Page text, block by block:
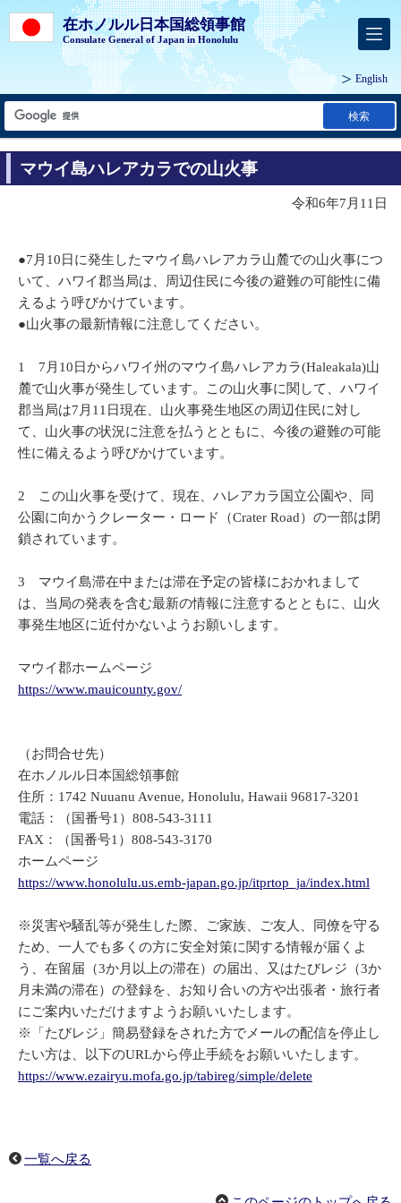
在ホノルル日本国総領事館
Consulate General of Japan in Honolulu
English
検索
マウイ島ハレアカラでの山火事
令和6年7月11日
●7月10日に発生したマウイ島ハレアカラ山麓での山火事につ
いて、ハワイ郡当局は、周辺住民に今後の避難の可能性に備
えるよう呼びかけています。
●山火事の最新情報に注意してください。
1 7月10日からハワイ州のマウイ島ハレアカラ(Haleakala)山
麓で山火事が発生しています。この山火事に関して、ハワイ
郡当局は7月11日現在、山火事発生地区の周辺住民に対し
て、山火事の状況に注意を払うとともに、今後の避難の可能
性に備えるよう呼びかけています。
2 この山火事を受けて、現在、ハレアカラ国立公園や、同
公園に向かうクレーター・ロード（Crater Road）の一部は閉
鎖されています。
3 マウイ島滞在中または滞在予定の皆様におかれまして
は、当局の発表を含む最新の情報に注意するとともに、山火
事発生地区に近付かないようお願いします。
マウイ郡ホームページ
https://www.mauicounty.gov/
（お問合せ先）
在ホノルル日本国総領事館
住所：1742 Nuuanu Avenue, Honolulu, Hawaii 96817-3201
電話：（国番号1）808-543-3111
FAX：（国番号1）808-543-3170
ホームページ
https://www.honolulu.us.emb-japan.go.jp/itprtop_ja/index.html
※災害や騒乱等が発生した際、ご家族、ご友人、同僚を守る
ため、一人でも多くの方に安全対策に関する情報が届くよ
う、在留届（3か月以上の滞在）の届出、又はたびレジ（3か
月未満の滞在）の登録を、お知り合いの方や出張者・旅行者
にご案内いただけますようお願いいたします。
※「たびレジ」簡易登録をされた方でメールの配信を停止し
たい方は、以下のURLから停止手続をお願いいたします。
https://www.ezairyu.mofa.go.jp/tabireg/simple/delete
一覧へ戻る